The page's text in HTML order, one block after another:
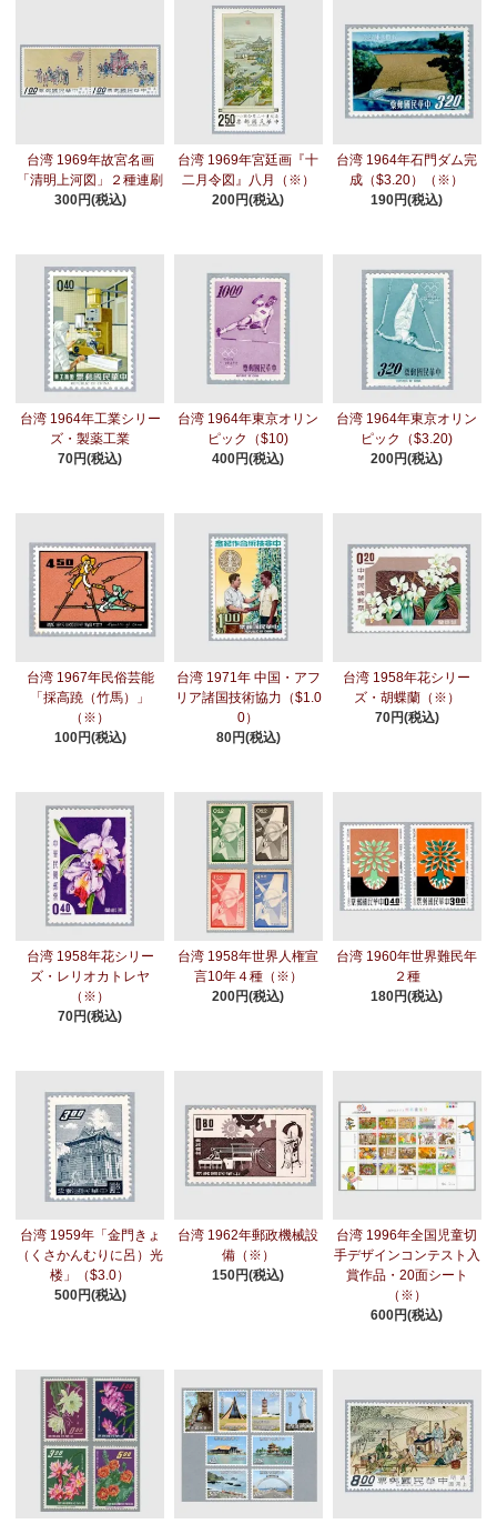
台湾 1969年故宮名画
「清明上河図」２種連刷
300円(税込)
台湾 1969年宮廷画『十
二月令図』八月（※）
200円(税込)
台湾 1964年石門ダム完
成（$3.20）（※）
190円(税込)
台湾 1964年工業シリー
ズ・製薬工業
70円(税込)
台湾 1964年東京オリン
ピック（$10)
400円(税込)
台湾 1964年東京オリン
ピック（$3.20)
200円(税込)
台湾 1967年民俗芸能
「採高蹺（竹馬）」
（※）
100円(税込)
台湾 1971年 中国・アフ
リア諸国技術協力（$1.0
0）
80円(税込)
台湾 1958年花シリー
ズ・胡蝶蘭（※）
70円(税込)
台湾 1958年花シリー
ズ・レリオカトレヤ
（※）
70円(税込)
台湾 1958年世界人権宣
言10年４種（※）
200円(税込)
台湾 1960年世界難民年
２種
180円(税込)
台湾 1959年「金門きょ
（くさかんむりに呂）光
楼」（$3.0）
500円(税込)
台湾 1962年郵政機械設
備（※）
150円(税込)
台湾 1996年全国児童切
手デザインコンテスト入
賞作品・20面シート
（※）
600円(税込)